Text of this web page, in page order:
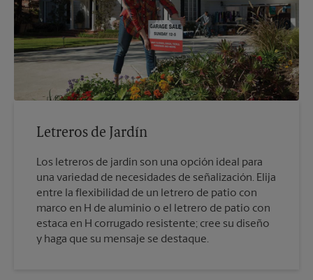
Letreros de Jardín
Los letreros de jardín son una opción ideal para
una variedad de necesidades de señalización. Elija
entre la flexibilidad de un letrero de patio con
marco en H de aluminio o el letrero de patio con
estaca en H corrugado resistente; cree su diseño
y haga que su mensaje se destaque.